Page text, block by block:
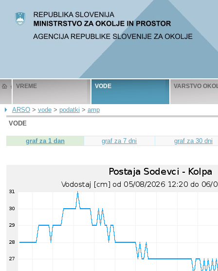
VREME VODE VARSTVO
ARSO> vode> podatki > amp
VODE
graf za 1 dan graf za 7 dni graf za 30 dni